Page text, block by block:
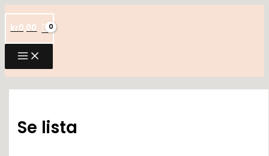
till
innehåll
kr0,00
Se lista